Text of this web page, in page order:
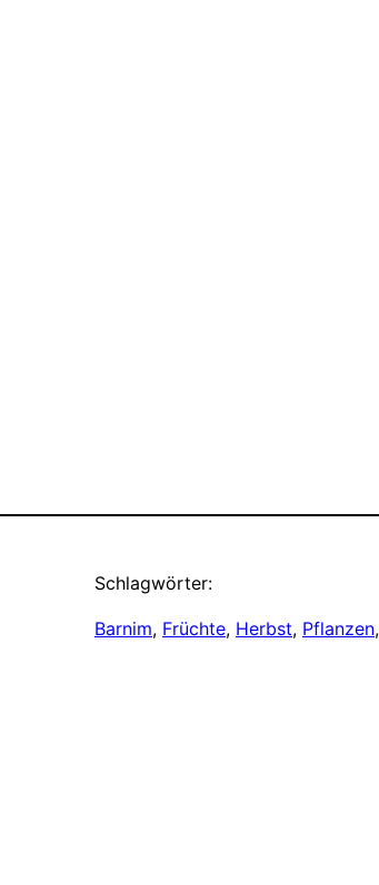
Schlagwörter:
Barnim, Früchte, Herbst, Pflanzen